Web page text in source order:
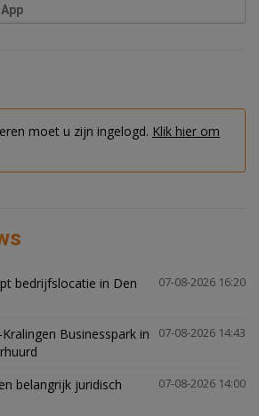
moet u zijn ingelogd. Klik hier om
07-08-2026 16:20
bedrijfslocatie in Den
07-08-2026 14:43
Businesspark in
07-08-2026 14:00
belangrijk juridisch